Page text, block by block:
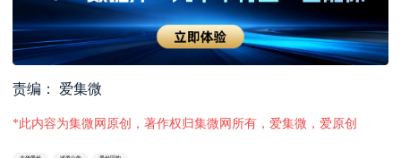
责编： 爱集微
*此内容为集微网原创，著作权归集微网所有，爱集微，爱原创